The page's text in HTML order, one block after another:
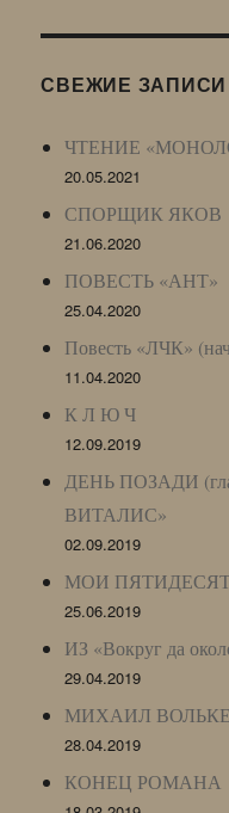
LJ
СВЕЖИЕ ЗАПИСИ
ЧТЕНИЕ
20.05.2021
СПОРЩИК ЯКОВ
21.06.2020
ПОВЕСТЬ «АНТ»
25.04.2020
Повесть «ЛЧК»
11.04.2020
К Л Ю Ч
12.09.2019
ДЕНЬ ПОЗАДИ
ВИТАЛИС»
02.09.2019
МОИ
25.06.2019
ИЗ «Вокруг да
29.04.2019
МИХАИЛ
28.04.2019
КОНЕЦ РОМАНА